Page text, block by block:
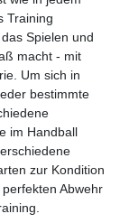
Training
Spielen und
macht - mit
Um sich in
bestimmte
im Handball
zur Kondition
Abwehr